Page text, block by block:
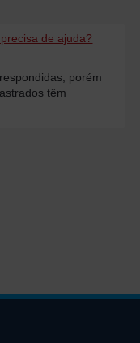
de ajuda?
porém
têm